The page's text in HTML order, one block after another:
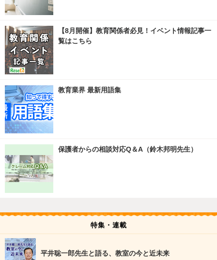
【8月開催】教育関係者必見！イベント情報記事一
覧はこちら
教育業界 最新用語集
保護者からの相談対応Q＆A（鈴木邦明先生）
特集・連載
平井聡一郎先生と語る、教室の今と近未来